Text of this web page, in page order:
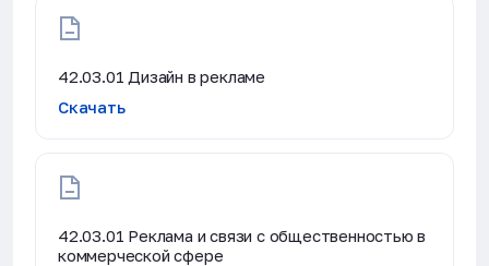
42.03.01 Дизайн в рекламе
Скачать
42.03.01 Реклама и связи с общественностью в
коммерческой сфере